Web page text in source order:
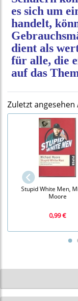
es sich um
handelt,
dient als
für alle, die
auf das
Zuletzt angesehen
Stupid White Men,
Moore
0,99 €